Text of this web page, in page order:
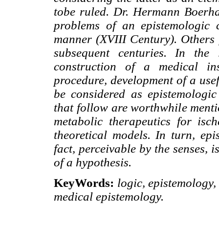
tobe ruled. Dr. Hermann
problems of an epistemologic
manner (XVIII Century).
subsequent centuries. In
construction of a medical
procedure, development of a
be considered as
that follow are worthwhile
metabolic therapeutics for
theoretical models. In turn,
fact, perceivable by the
of a hypothesis.
KeyWords: logic,
medical epistemology.